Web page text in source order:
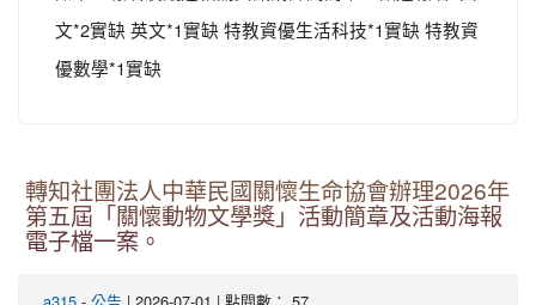
文*2實缺 英文*1實缺 特教資優生活科技*1實缺 特教資
優數學*1實缺
轉知社團法人中華民國關懷生命協會辦理2026年
第五屆「關懷動物文學獎」活動簡章及活動海報
電子檔一案。